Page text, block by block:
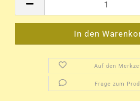
Auf den
Frage zum